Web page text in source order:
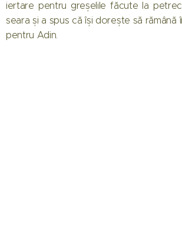
iertare pentru greșelile făcute la
seara și a spus că își dorește să
pentru Adin.